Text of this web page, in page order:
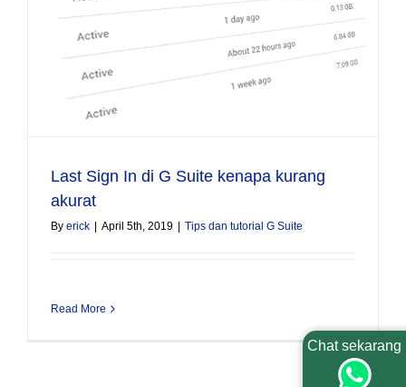
Last Sign In di G Suite kenapa kurang
akurat
By erick April 5th, 2019 Tips dan tutorial G Suite
Read More
Chat sekarang